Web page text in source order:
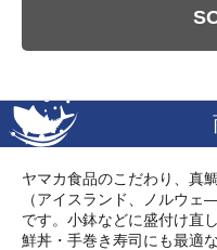
ヤマカ食品のこだわり、真
（アイスランド、ノルウ
です。小鉢などに盛付け直
鮮丼・手巻き寿司にも最適